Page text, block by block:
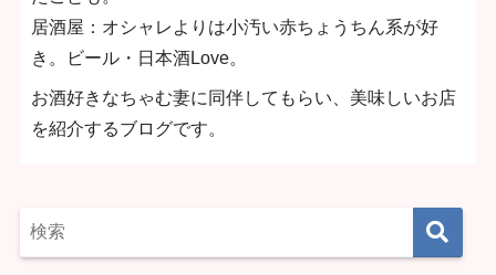
居酒屋：オシャレよりは小汚い赤ちょうちん系が好
き。ビール・日本酒Love。
お酒好きなちゃむ妻に同伴してもらい、美味しいお店
を紹介するブログです。